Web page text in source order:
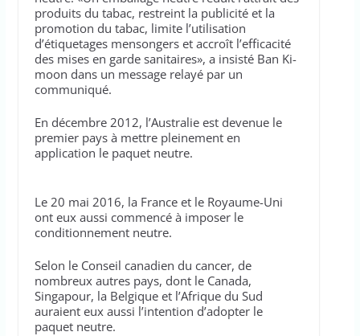
produits du tabac, restreint la publicité et la
promotion du tabac, limite l’utilisation
d’étiquetages mensongers et accroît l’efficacité
des mises en garde sanitaires», a insisté Ban Ki-
moon dans un message relayé par un
communiqué.
En décembre 2012, l’Australie est devenue le
premier pays à mettre pleinement en
application le paquet neutre.
Le 20 mai 2016, la France et le Royaume-Uni
ont eux aussi commencé à imposer le
conditionnement neutre.
Selon le Conseil canadien du cancer, de
nombreux autres pays, dont le Canada,
Singapour, la Belgique et l’Afrique du Sud
auraient eux aussi l’intention d’adopter le
paquet neutre.